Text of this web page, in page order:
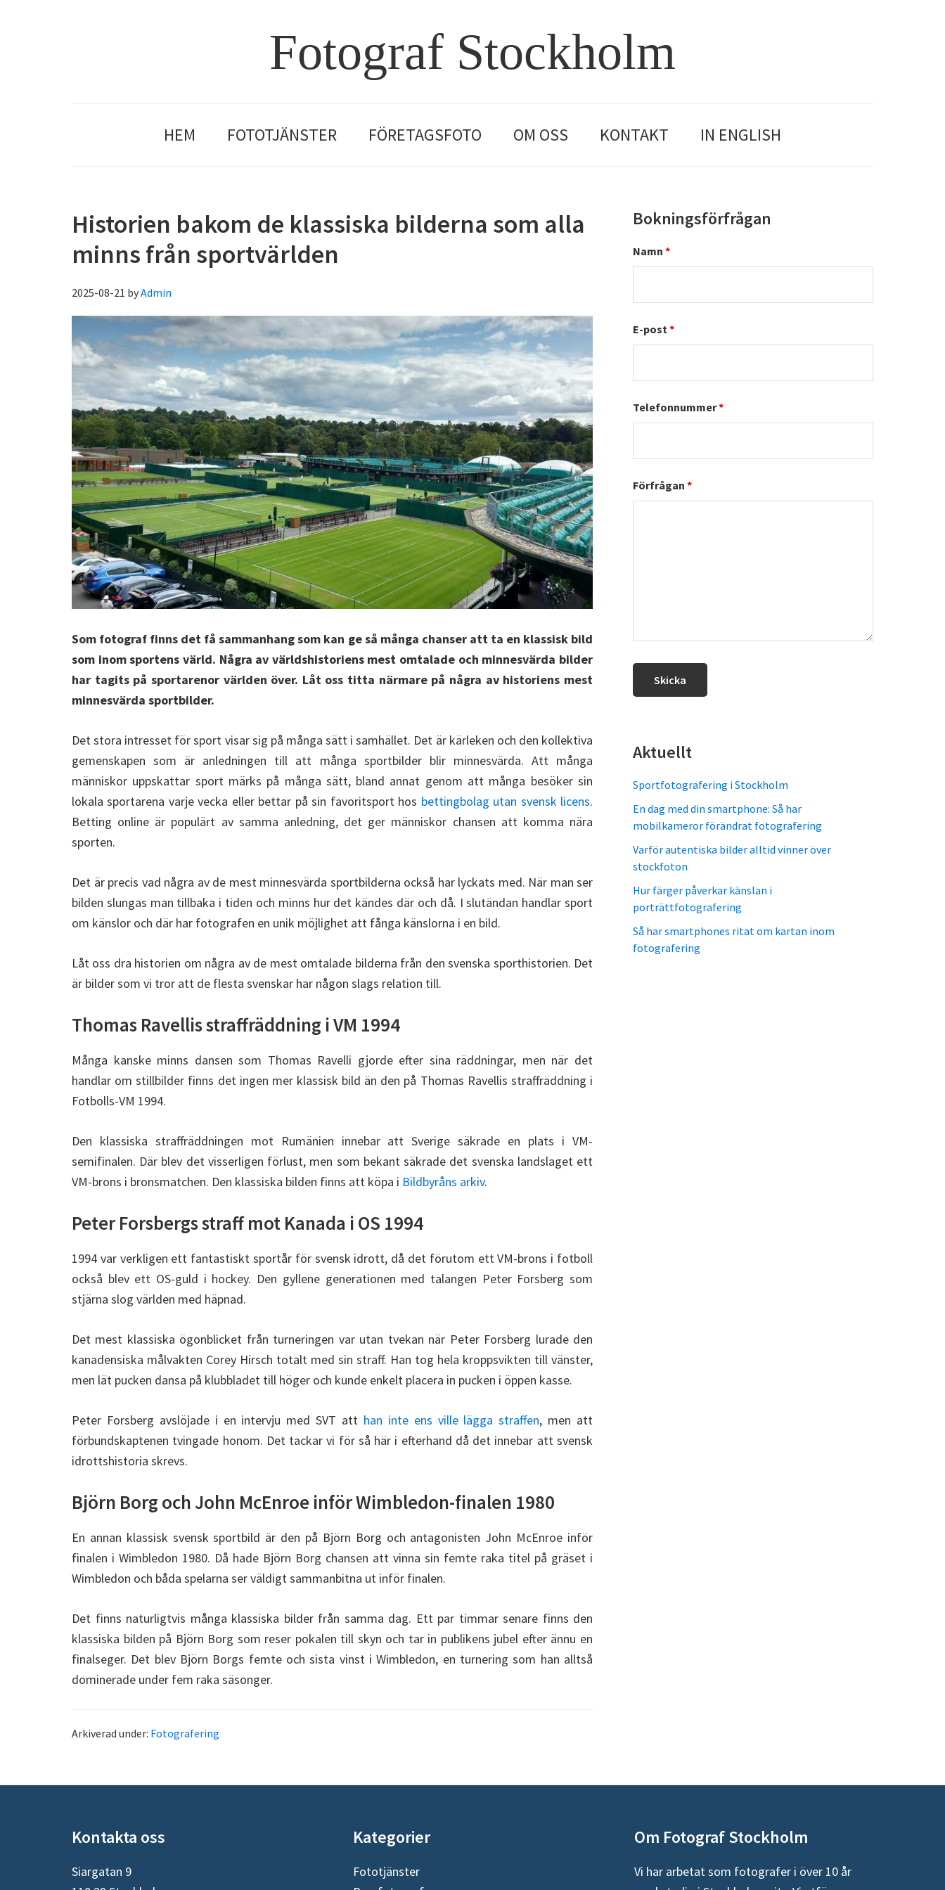
Fotograf Stockholm
HEM FOTOTJÄNSTER FÖRETAGSFOTO OM OSS KONTAKT IN ENGLISH
Historien bakom de klassiska bilderna som alla
minns från sportvärlden
2025-08-21 byAdmin
Som fotograf finns det få sammanhang som kan ge så många chanser att ta en klassisk bild
som inom sportens värld. Några av världshistoriens mest omtalade och minnesvärda bilder
har tagits på sportarenor världen över. Låt oss titta närmare på några av historiens mest
minnesvärda sportbilder.
Det stora intresset för sport visar sig på många sätt i samhället. Det är kärleken och den kollektiva
gemenskapen som är anledningen till att många sportbilder blir minnesvärda. Att många
människor uppskattar sport märks på många sätt, bland annat genom att många besöker sin
lokala sportarena varje vecka eller bettar på sin favoritsport hos bettingbolag utan svensk licens.
Betting online är populärt av samma anledning, det ger människor chansen att komma nära
sporten.
Det är precis vad några av de mest minnesvärda sportbilderna också har lyckats med. När man ser
bilden slungas man tillbaka i tiden och minns hur det kändes där och då. I slutändan handlar sport
om känslor och där har fotografen en unik möjlighet att fånga känslorna i en bild.
Låt oss dra historien om några av de mest omtalade bilderna från den svenska sporthistorien. Det
är bilder som vi tror att de flesta svenskar har någon slags relation till.
Thomas Ravellis straffräddning i VM 1994
Många kanske minns dansen som Thomas Ravelli gjorde efter sina räddningar, men när det
handlar om stillbilder finns det ingen mer klassisk bild än den på Thomas Ravellis straffräddning i
Fotbolls-VM 1994.
Den klassiska straffräddningen mot Rumänien innebar att Sverige säkrade en plats i VM-
semifinalen. Där blev det visserligen förlust, men som bekant säkrade det svenska landslaget ett
VM-brons i bronsmatchen. Den klassiska bilden finns att köpa i Bildbyråns arkiv.
Peter Forsbergs straff mot Kanada i OS 1994
1994 var verkligen ett fantastiskt sportår för svensk idrott, då det förutom ett VM-brons i fotboll
också blev ett OS-guld i hockey. Den gyllene generationen med talangen Peter Forsberg som
stjärna slog världen med häpnad.
Det mest klassiska ögonblicket från turneringen var utan tvekan när Peter Forsberg lurade den
kanadensiska målvakten Corey Hirsch totalt med sin straff. Han tog hela kroppsvikten till vänster,
men lät pucken dansa på klubbladet till höger och kunde enkelt placera in pucken i öppen kasse.
Peter Forsberg avslöjade i en intervju med SVT att han inte ens ville lägga straffen, men att
förbundskaptenen tvingade honom. Det tackar vi för så här i efterhand då det innebar att svensk
idrottshistoria skrevs.
Björn Borg och John McEnroe inför Wimbledon-finalen 1980
En annan klassisk svensk sportbild är den på Björn Borg och antagonisten John McEnroe inför
finalen i Wimbledon 1980. Då hade Björn Borg chansen att vinna sin femte raka titel på gräset i
Wimbledon och båda spelarna ser väldigt sammanbitna ut inför finalen.
Det finns naturligtvis många klassiska bilder från samma dag. Ett par timmar senare finns den
klassiska bilden på Björn Borg som reser pokalen till skyn och tar in publikens jubel efter ännu en
finalseger. Det blev Björn Borgs femte och sista vinst i Wimbledon, en turnering som han alltså
dominerade under fem raka säsonger.
Arkiverad under: Fotografering
Primärt
sidofält
Bokningsförfrågan
Namn *
E-post*
Telefonnummer*
Förfrågan *
Aktuellt
Sportfotografering i Stockholm
En dag med din smartphone: Så har
mobilkameror förändrat fotografering
Varför autentiska bilder alltid vinner över
stockfoton
Hur färger påverkar känslan i
porträttfotografering
Så har smartphones ritat om kartan inom
fotografering
Kontakta oss
Siargatan 9
Kategorier
Fototjänster
Om Fotograf Stockholm
Vi har arbetat som fotografer i över 10 år